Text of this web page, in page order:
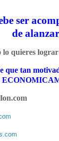
ser
de
quieres
que tan